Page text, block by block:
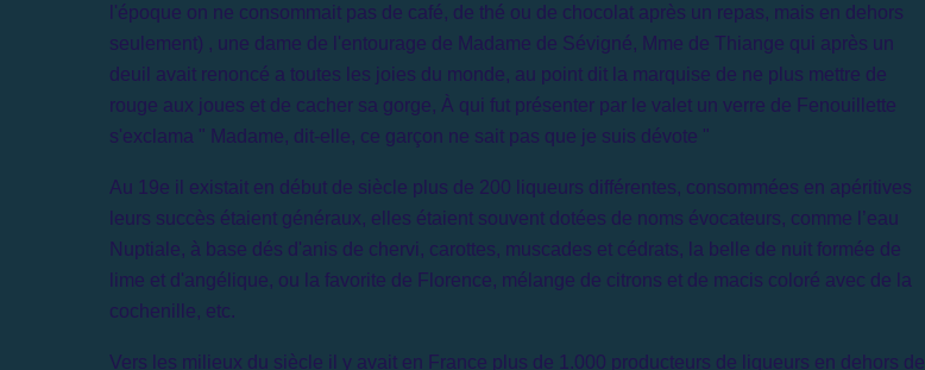
l'époque on ne consommait pas de café, de thé ou de chocolat après un repas, mais en dehors
seulement) , une dame de l'entourage de Madame de Sévigné, Mme de Thiange qui après un
deuil avait renoncé a toutes les joies du monde, au point dit la marquise de ne plus mettre de
rouge aux joues et de cacher sa gorge, À qui fut présenter par le valet un verre de Fenouillette
s'exclama " Madame, dit-elle, ce garçon ne sait pas que je suis dévote "
Au 19e il existait en début de siècle plus de 200 liqueurs différentes, consommées en apéritives
leurs succès étaient généraux, elles étaient souvent dotées de noms évocateurs, comme l’eau
Nuptiale, à base dés d'anis de chervi, carottes, muscades et cédrats, la belle de nuit formée de
lime et d'angélique, ou la favorite de Florence, mélange de citrons et de macis coloré avec de la
cochenille, etc.
Vers les milieux du siècle il y avait en France plus de 1.000 producteurs de liqueurs en dehors de